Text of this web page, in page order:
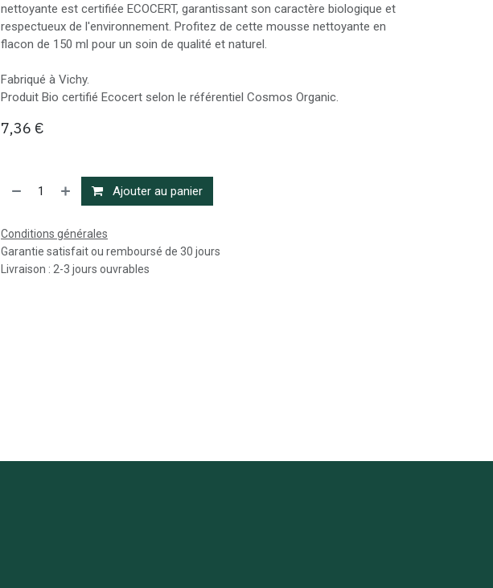
nettoyante est certifiée ECOCERT, garantissant son caractère biologique et
respectueux de l'environnement. Profitez de cette mousse nettoyante en
flacon de 150 ml pour un soin de qualité et naturel.
Fabriqué à Vichy.
Produit Bio certifié Ecocert selon le référentiel Cosmos Organic.
7,36 €
Ajouter au panier
Conditions générales
Garantie satisfait ou remboursé de 30 jours
Livraison : 2-3 jours ouvrables